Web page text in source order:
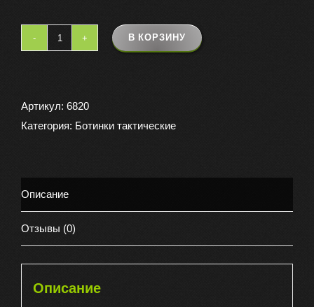
Количество
(
берцы
демисезонные,
черный
В КОРЗИНУ
Артикул: 6820
Категория: Ботинки тактические
Описание
Отзывы (0)
Описание